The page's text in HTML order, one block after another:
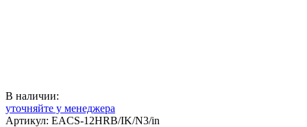
В наличии:
уточняйте у менеджера
Артикул: EACS-12HRB/IK/N3/in